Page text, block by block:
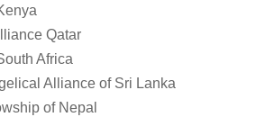
Qatar
Africa
Alliance of Sri Lanka
of Nepal